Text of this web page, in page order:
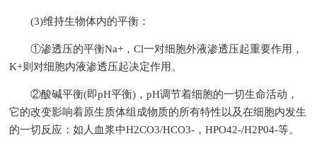
(3)维持生物体内的平衡：
①渗透压的平衡Na+，Cl一对细胞外液渗透压起重要作用，
K+则对细胞内液渗透压起决定作用。
②酸碱平衡(即pH平衡)，pH调节着细胞的一切生命活动，
它的改变影响着原生质体组成物质的所有特性以及在细胞内发生
的一切反应：如人血浆中H2CO3/HCO3-，HPO42-/H2P04-等。